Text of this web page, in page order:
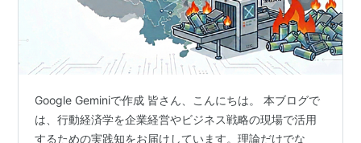
Google Geminiで作成 皆さん、こんにちは。 本ブログで
は、行動経済学を企業経営やビジネス戦略の現場で活用
するための実践知をお届けしています。理論だけでな